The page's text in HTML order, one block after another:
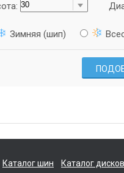
Зимняя (шип)
Каталог шин Каталог дисков